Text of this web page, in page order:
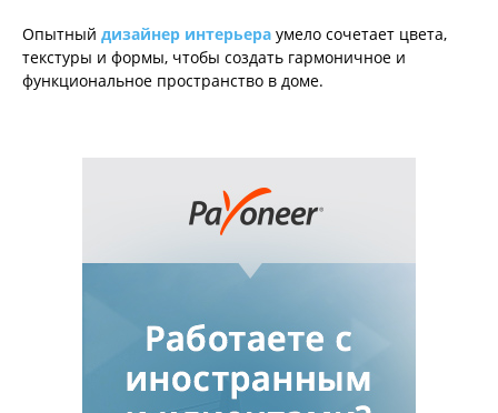
Опытный дизайнер интерьера умело сочетает цвета,
текстуры и формы, чтобы создать гармоничное и
функциональное пространство в доме.